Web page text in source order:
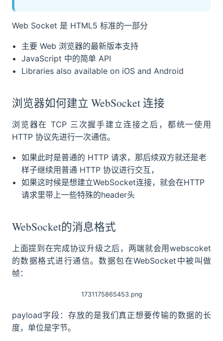
Web Socket 是 HTML5 标准的一部分
主要 Web 浏览器的最新版本支持
JavaScript 中的简单 API
Libraries also available on iOS and Android
浏览器如何建立 WebSocket 连接
浏览器在 TCP 三次握手建立连接之后，都统一使用
HTTP 协议先进行一次通信。
如果此时是普通的 HTTP 请求，那后续双方就还是老
样子继续用普通 HTTP 协议进行交互，
如果这时候是想建立WebSocket连接，就会在HTTP
请求里带上一些特殊的header头
WebSocket的消息格式
上面提到在完成协议升级之后，两端就会用webscoket
的数据格式进行通信。数据包在WebSocket中被叫做
帧：
1731175865453.png
payload字段：存放的是我们真正想要传输的数据的长
度，单位是字节。